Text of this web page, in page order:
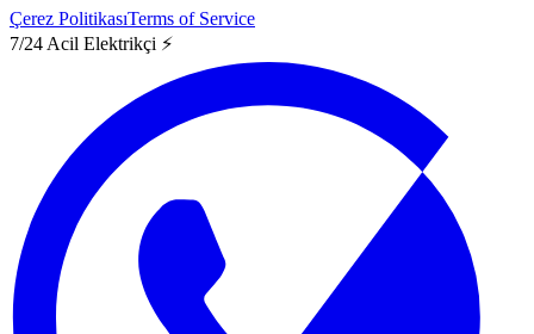
Çerez PolitikasıTerms of Service
7/24 Acil Elektrikçi ⚡